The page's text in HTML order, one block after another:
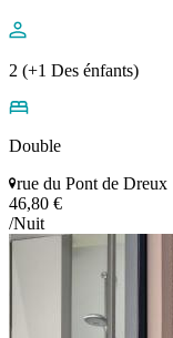
2 (+1 Des énfants)
Double
rue du Pont de Dreux
46,80 €
/Nuit